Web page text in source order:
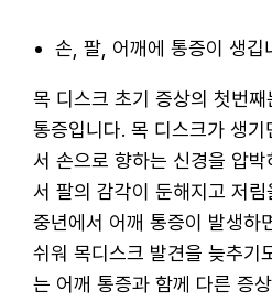
손, 팔, 어깨에 통증이 생깁
목 디스크 초기 증상의 첫번
통증입니다. 목 디스크가 생
서 손으로 향하는 신경을 압
서 팔의 감각이 둔해지고 저림
중년에서 어깨 통증이 발생하
쉬워 목디스크 발견을 늦추기
는 어깨 통증과 함께 다른 증